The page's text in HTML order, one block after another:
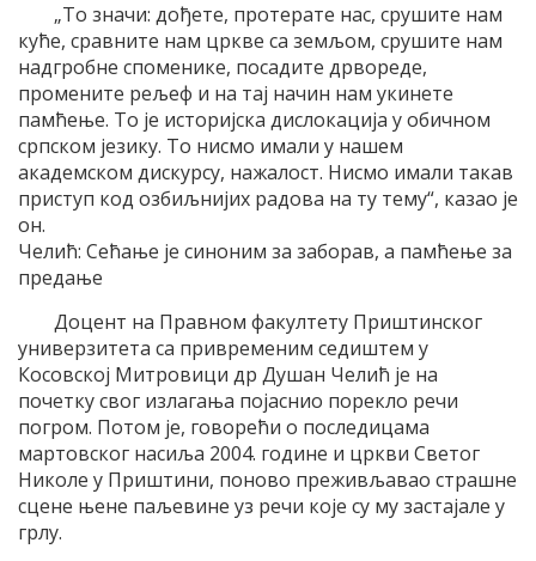
„То значи: дођете, протерате нас, срушите нам
куће, сравните нам цркве са земљом, срушите нам
надгробне споменике, посадите дрвореде,
промените рељеф и на тај начин нам укинете
памћење. То је историјска дислокација у обичном
српском језику. То нисмо имали у нашем
академском дискурсу, нажалост. Нисмо имали такав
приступ код озбиљнијих радова на ту тему“, казао је
он.
Челић: Сећање је синоним за заборав, а памћење за
предање
Доцент на Правном факултету Приштинског
универзитета са привременим седиштем у
Косовској Митровици др Душан Челић је на
почетку свог излагања појаснио порекло речи
погром. Потом је, говорећи о последицама
мартовског насиља 2004. године и цркви Светог
Николе у Приштини, поново преживљавао страшне
сцене њене паљевине уз речи које су му застајале у
грлу.